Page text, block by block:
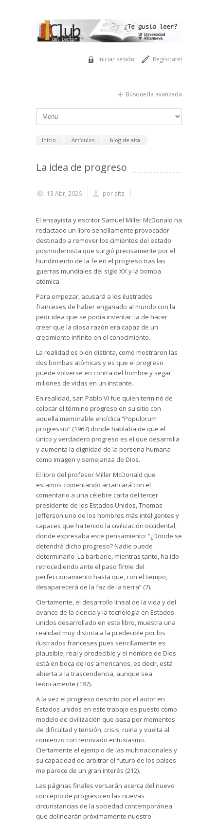
Regístrate!
Iniciar sesión
Búsqueda avanzada
Inicio Artículos blog de aita
La idea de progreso
13 Abr, 2026 por aita
El ensayista y escritor Samuel Miller McDonald ha
redactado un libro sencillamente provocador
destinado a remover los cimientos del estado
posmodernista que surgió precisamente por el
hundimiento de la fe en el progreso tras las
guerras mundiales del siglo XX y la bomba
atómica.
Para empezar, acusará a los ilustrados
franceses de haber engañado al mundo con la
peor idea que se podía inventar: la de hacer
creer que la diosa razón era capaz de un
crecimiento infinito en el conocimiento.
La realidad es bien distinta, como mostraron las
dos bombas atómicas y es que el progreso
puede volverse en contra del hombre y segar
millones de vidas en un instante.
En realidad, san Pablo VI fue quien terminó de
colocar el término progreso en su sitio con
aquella memorable encíclica “Populorum
progressio” (1967) donde hablaba de que el
único y verdadero progreso es el que desarrolla
y aumenta la dignidad de la persona humana
como imagen y semejanza de Dios.
El libro del profesor Miller McDonald que
estamos comentando arrancará con el
comentario a una célebre carta del tercer
presidente de los Estados Unidos, Thomas
Jefferson uno de los hombres más inteligentes y
capaces que ha tenido la civilización occidental,
donde expresaba este pensamiento: “¿Dónde se
detendrá dicho progreso? Nadie puede
determinarlo. La barbarie, mientras tanto, ha ido
retrocediendo ante el paso firme del
perfeccionamiento hasta que, con el tiempo,
desaparecerá de la faz de la tierra” (7).
Ciertamente, el desarrollo lineal de la vida y del
avance de la ciencia y la tecnología en Estados
unidos desarrollado en este libro, muestra una
realidad muy distinta a la predecible por los
ilustrados franceses pues sencillamente es
plausible, real y predecible y el nombre de Dios
está en boca de los americanos, es decir, está
abierta a la trascendencia, aunque sea
teóricamente (187).
A la vez el progreso descrito por el autor en
Estados unidos en este trabajo es puesto como
modelo de civilización que pasa por momentos
de dificultad y tensión, crisis, ruina y vuelta al
comienzo con renovado entusiasmo.
Ciertamente el ejemplo de las multinacionales y
su capacidad de arbitrar el futuro de los países
me parece de un gran interés (212).
Las páginas finales versarán acerca del nuevo
concepto de progreso en las nuevas
circunstancias de la sociedad contemporánea
que delinearán próximamente nuestro